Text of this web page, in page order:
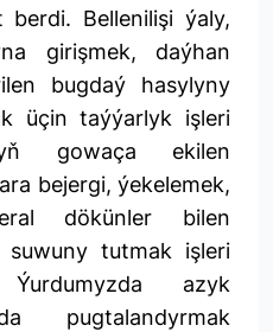
berdi. Bellenilişi ýaly,
girişmek, daýhan
bugdaý hasylyny
üçin taýýarlyk işleri
gowaça ekilen
bejergi, ýekelemek,
dökünler bilen
suwuny tutmak işleri
azyk
pugtalandyrmak